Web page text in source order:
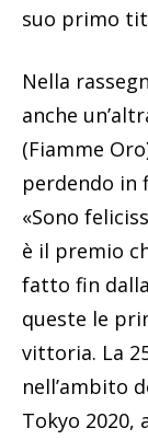
suo primo
Nella
anche
(Fiamme
perdendo in
«Sono
è il premio
fatto fin
queste le
vittoria. La
nell’ambito
Tokyo 2020,